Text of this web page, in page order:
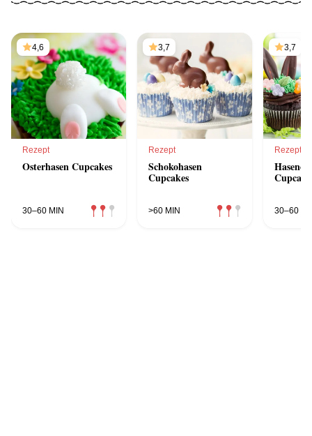
4,6
Rezept
Osterhasen Cupcakes
30–60 MIN
3,7
Rezept
Schokohasen
Cupcakes
>60 MIN
3,7
Rezept
30–60